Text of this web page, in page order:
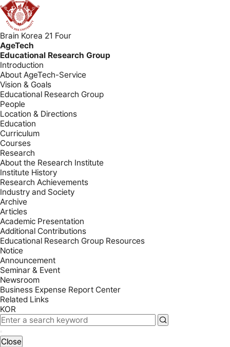
Brain Korea 21 Four
AgeTech
Educational Research Group
Introduction
About AgeTech-Service
Vision & Goals
Educational Research Group
People
Location & Directions
Education
Curriculum
Courses
Research
About the Research Institute
Institute History
Research Achievements
Industry and Society
Archive
Articles
Academic Presentation
Additional Contributions
Educational Research Group Resources
Notice
Announcement
Seminar & Event
Newsroom
Business Expense Report Center
Related Links
KOR
Close